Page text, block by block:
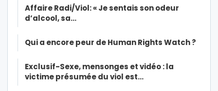
Affaire Radi/Viol: « Je sentais son odeur
d’alcool, sa…
Qui a encore peur de Human Rights Watch ?
Exclusif-Sexe, mensonges et vidéo : la
victime présumée du viol est…